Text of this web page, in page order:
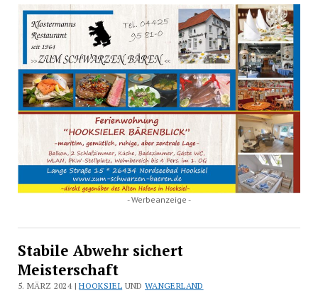
- Werbeanzeige -
Stabile Abwehr sichert
Meisterschaft
5. MÄRZ 2024 |HOOKSIEL UND WANGERLAND